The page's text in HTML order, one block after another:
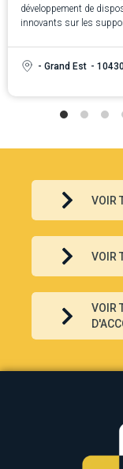
développement de
innovants sur les
- Grand Est -
VOIR
VOIR
VOIR